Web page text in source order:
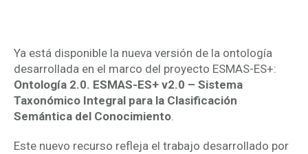
Ya está disponible la nueva versión de la ontología
desarrollada en el marco del proyecto ESMAS-ES+:
Ontología 2.0. ESMAS-ES+ v2.0 – Sistema
Taxonómico Integral para la Clasificación
Semántica del Conocimiento.
Este nuevo recurso refleja el trabajo desarrollado por